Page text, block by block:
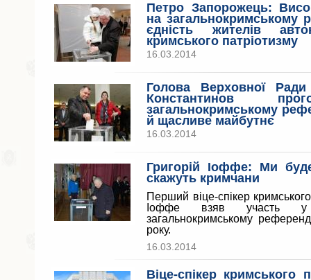
Петро Запорожець:
на загальнокримському
єдність жителів
кримського патріотизму
16.03.2014
Голова Верховної
Константинов
загальнокримському
й щасливе майбутнє
16.03.2014
Григорій Іоффе: Ми
скажуть кримчани
Перший віце-спікер
Іоффе взяв участь у
загальнокримському
року.
16.03.2014
Віце-спікер кримського